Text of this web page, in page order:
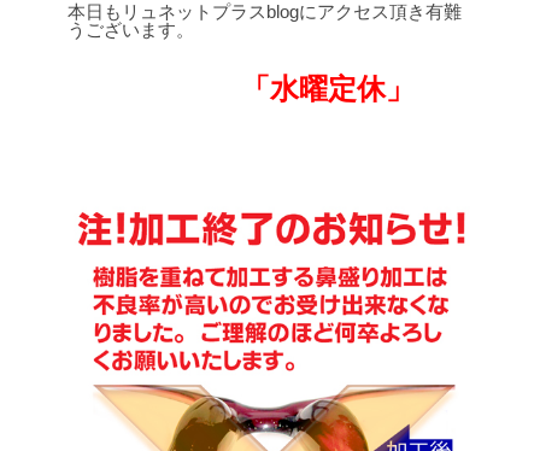
本日もリュネットプラスblogにアクセス頂き有難
うございます。
「水曜定休」